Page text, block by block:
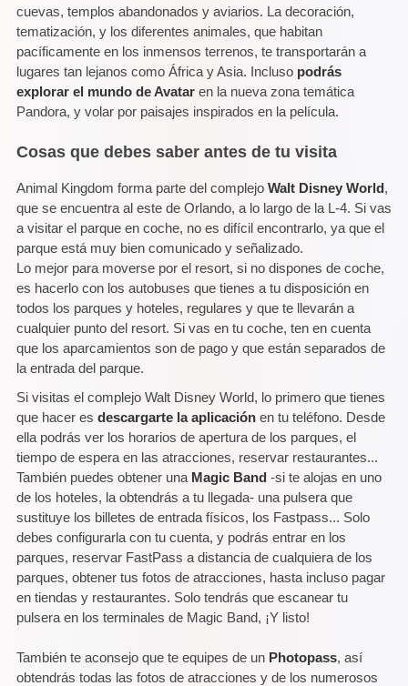
cuevas, templos abandonados y aviarios. La decoración,
tematización, y los diferentes animales, que habitan
pacíficamente en los inmensos terrenos, te transportarán a
lugares tan lejanos como África y Asia. Incluso podrás
explorar el mundo de Avatar en la nueva zona temática
Pandora, y volar por paisajes inspirados en la película.
Cosas que debes saber antes de tu visita
Animal Kingdom forma parte del complejo Walt Disney World,
que se encuentra al este de Orlando, a lo largo de la L-4. Si vas
a visitar el parque en coche, no es difícil encontrarlo, ya que el
parque está muy bien comunicado y señalizado.
Lo mejor para moverse por el resort, si no dispones de coche,
es hacerlo con los autobuses que tienes a tu disposición en
todos los parques y hoteles, regulares y que te llevarán a
cualquier punto del resort. Si vas en tu coche, ten en cuenta
que los aparcamientos son de pago y que están separados de
la entrada del parque.
Si visitas el complejo Walt Disney World, lo primero que tienes
que hacer es descargarte la aplicación en tu teléfono. Desde
ella podrás ver los horarios de apertura de los parques, el
tiempo de espera en las atracciones, reservar restaurantes...
También puedes obtener una Magic Band -si te alojas en uno
de los hoteles, la obtendrás a tu llegada- una pulsera que
sustituye los billetes de entrada físicos, los Fastpass... Solo
debes configurarla con tu cuenta, y podrás entrar en los
parques, reservar FastPass a distancia de cualquiera de los
parques, obtener tus fotos de atracciones, hasta incluso pagar
en tiendas y restaurantes. Solo tendrás que escanear tu
pulsera en los terminales de Magic Band, ¡Y listo!
También te aconsejo que te equipes de un Photopass, así
obtendrás todas las fotos de atracciones y de los numerosos